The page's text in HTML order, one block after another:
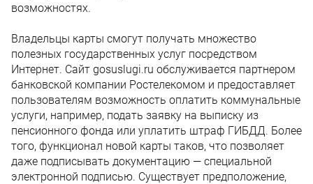
возможностях.
Владельцы карты смогут получать множество
полезных государственных услуг посредством
Интернет. Сайт gosuslugi.ru обслуживается партнером
банковской компании Ростелекомом и предоставляет
пользователям возможность оплатить коммунальные
услуги, например, подать заявку на выписку из
пенсионного фонда или уплатить штраф ГИБДД. Более
того, функционал новой карты таков, что позволяет
даже подписывать документацию — специальной
электронной подписью. Существует предположение,